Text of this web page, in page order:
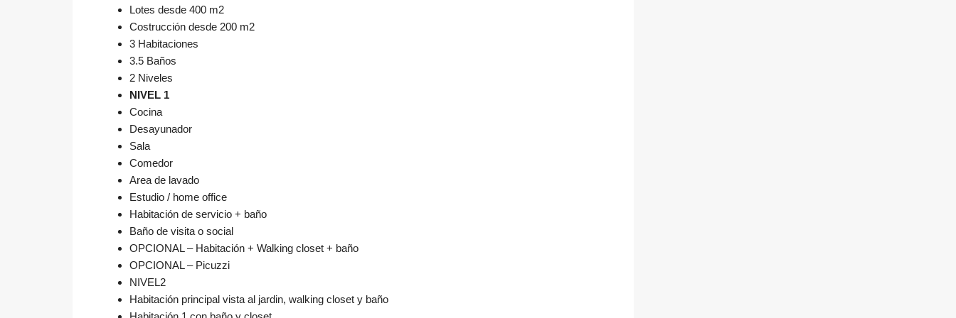
Lotes desde 400 m2
Costrucción desde 200 m2
3 Habitaciones
3.5 Baños
2 Niveles
NIVEL 1
Cocina
Desayunador
Sala
Comedor
Area de lavado
Estudio / home office
Habitación de servicio + baño
Baño de visita o social
OPCIONAL – Habitación + Walking closet + baño
OPCIONAL – Picuzzi
NIVEL2
Habitación principal vista al jardin, walking closet y baño